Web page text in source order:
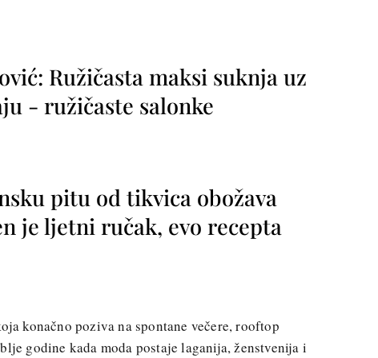
Ružičasta maksi suknja uz
- ružičaste salonke
pitu od tikvica obožava
je ljetni ručak, evo recepta
konačno poziva na spontane večere, rooftop
godine kada moda postaje laganija, ženstvenija i